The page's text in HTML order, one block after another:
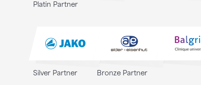
Platin Partner
Silver Partner Bronze Partner